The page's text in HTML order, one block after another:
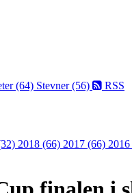
(64) Stevner (56) RSS
2018 (66) 2017 (66)